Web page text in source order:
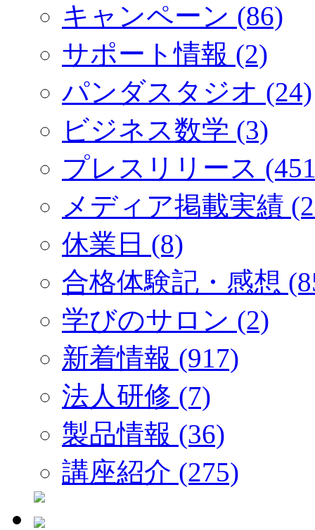
キャンペーン (86)
サポート情報 (2)
パンダスタジオ (24)
ビジネス数学 (3)
プレスリリース
メディア掲載実績
休業日 (8)
合格体験記・感想
学びのサロン (2)
新着情報 (917)
法人研修 (7)
製品情報 (36)
講座紹介 (275)